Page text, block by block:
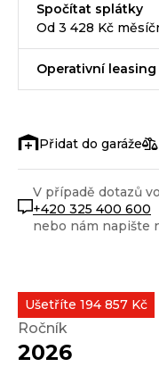
Ušetříte 194 857 Kč
Ročník
2026
Spočítat splátky
Od 3 428 Kč
Operativní leasing
V případě dotazů
+420 325 400 600
nebo nám napište